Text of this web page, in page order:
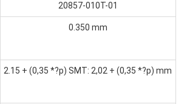
20857-010T-01
0.350 mm
2.15 + (0,35 *?p) SMT: 2,02 + (0,35 *?p) mm